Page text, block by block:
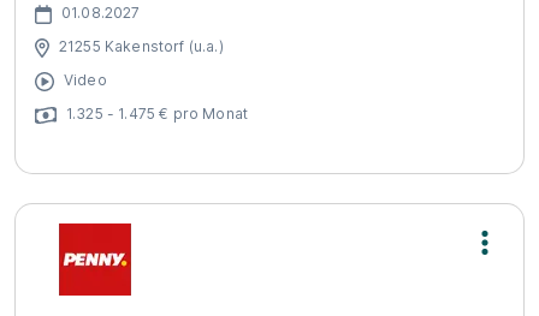
01.08.2027
21255 Kakenstorf (u.a.)
Video
1.325 - 1.475 € pro Monat